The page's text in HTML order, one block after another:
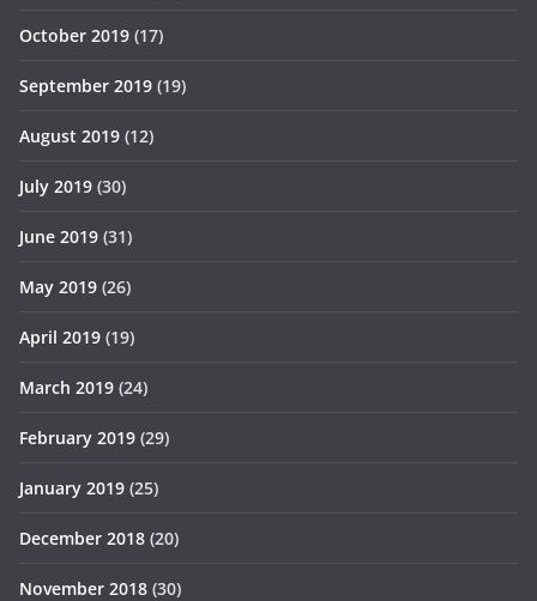
October 2019 (17)
September 2019 (19)
August 2019 (12)
July 2019 (30)
June 2019 (31)
May 2019 (26)
April 2019 (19)
March 2019 (24)
February 2019 (29)
January 2019 (25)
December 2018 (20)
November 2018 (30)